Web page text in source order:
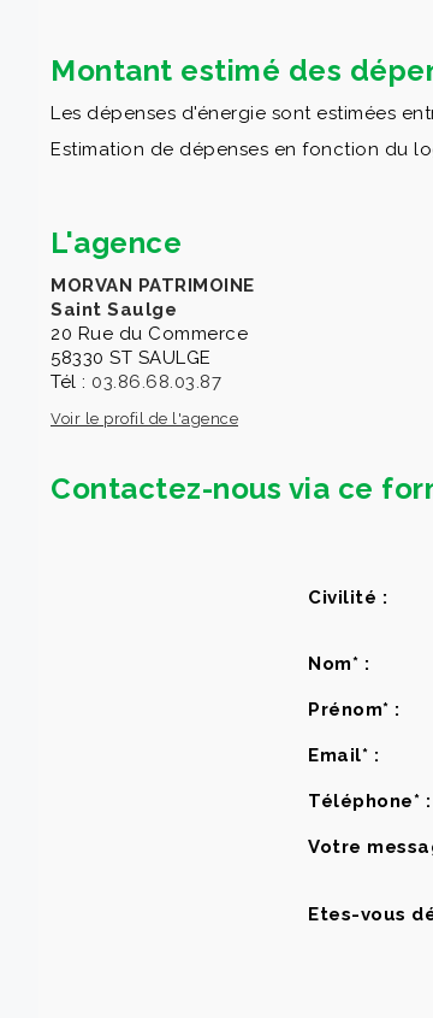
Montant estimé des
Les dépenses d'énergie sont estimées
Estimation de dépenses en fonction du
L'agence
MORVAN PATRIMOINE
Saint Saulge
20 Rue du Commerce
58330 ST SAULGE
Tél : 03.86.68.03.87
Voir le profil de l'agence
Contactez-nous via ce
Civilité :
Nom* :
Prénom* :
Email* :
Téléphone* :
Votre
Etes-vous